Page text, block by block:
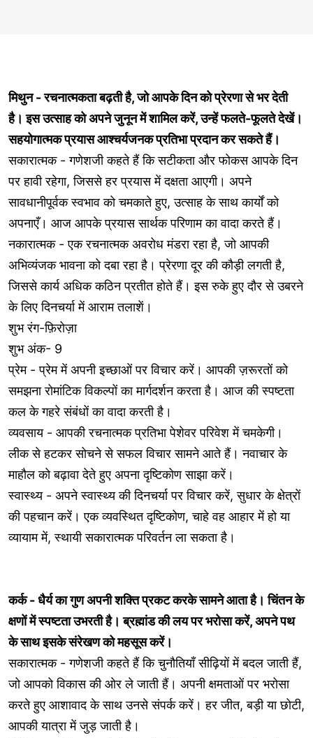
मिथुन - रचनात्मकता बढ़ती है, जो आपके दिन को प्रेरणा से भर देती
है। इस उत्साह को अपने जुनून में शामिल करें, उन्हें फलते-फूलते देखें।
सहयोगात्मक प्रयास आश्चर्यजनक प्रतिभा प्रदान कर सकते हैं।
सकारात्मक - गणेशजी कहते हैं कि सटीकता और फोकस आपके दिन
पर हावी रहेगा, जिससे हर प्रयास में दक्षता आएगी। अपने
सावधानीपूर्वक स्वभाव को चमकाते हुए, उत्साह के साथ कार्यों को
अपनाएँ। आज आपके प्रयास सार्थक परिणाम का वादा करते हैं।
नकारात्मक - एक रचनात्मक अवरोध मंडरा रहा है, जो आपकी
अभिव्यंजक भावना को दबा रहा है। प्रेरणा दूर की कौड़ी लगती है,
जिससे कार्य अधिक कठिन प्रतीत होते हैं। इस रुके हुए दौर से उबरने
के लिए दिनचर्या में आराम तलाशें।
शुभ रंग-फ़िरोज़ा
शुभ अंक- 9
प्रेम - प्रेम में अपनी इच्छाओं पर विचार करें। आपकी ज़रूरतों को
समझना रोमांटिक विकल्पों का मार्गदर्शन करता है। आज की स्पष्टता
कल के गहरे संबंधों का वादा करती है।
व्यवसाय - आपकी रचनात्मक प्रतिभा पेशेवर परिवेश में चमकेगी।
लीक से हटकर सोचने से सफल विचार सामने आते हैं। नवाचार के
माहौल को बढ़ावा देते हुए अपना दृष्टिकोण साझा करें।
स्वास्थ्य - अपने स्वास्थ्य की दिनचर्या पर विचार करें, सुधार के क्षेत्रों
की पहचान करें। एक व्यवस्थित दृष्टिकोण, चाहे वह आहार में हो या
व्यायाम में, स्थायी सकारात्मक परिवर्तन ला सकता है।
कर्क - धैर्य का गुण अपनी शक्ति प्रकट करके सामने आता है। चिंतन के
क्षणों में स्पष्टता उभरती है। ब्रह्मांड की लय पर भरोसा करें, अपने पथ
के साथ इसके संरेखण को महसूस करें।
सकारात्मक - गणेशजी कहते हैं कि चुनौतियाँ सीढ़ियों में बदल जाती हैं,
जो आपको विकास की ओर ले जाती हैं। अपनी क्षमताओं पर भरोसा
करते हुए आशावाद के साथ उनसे संपर्क करें। हर जीत, बड़ी या छोटी,
आपकी यात्रा में जुड़ जाती है।